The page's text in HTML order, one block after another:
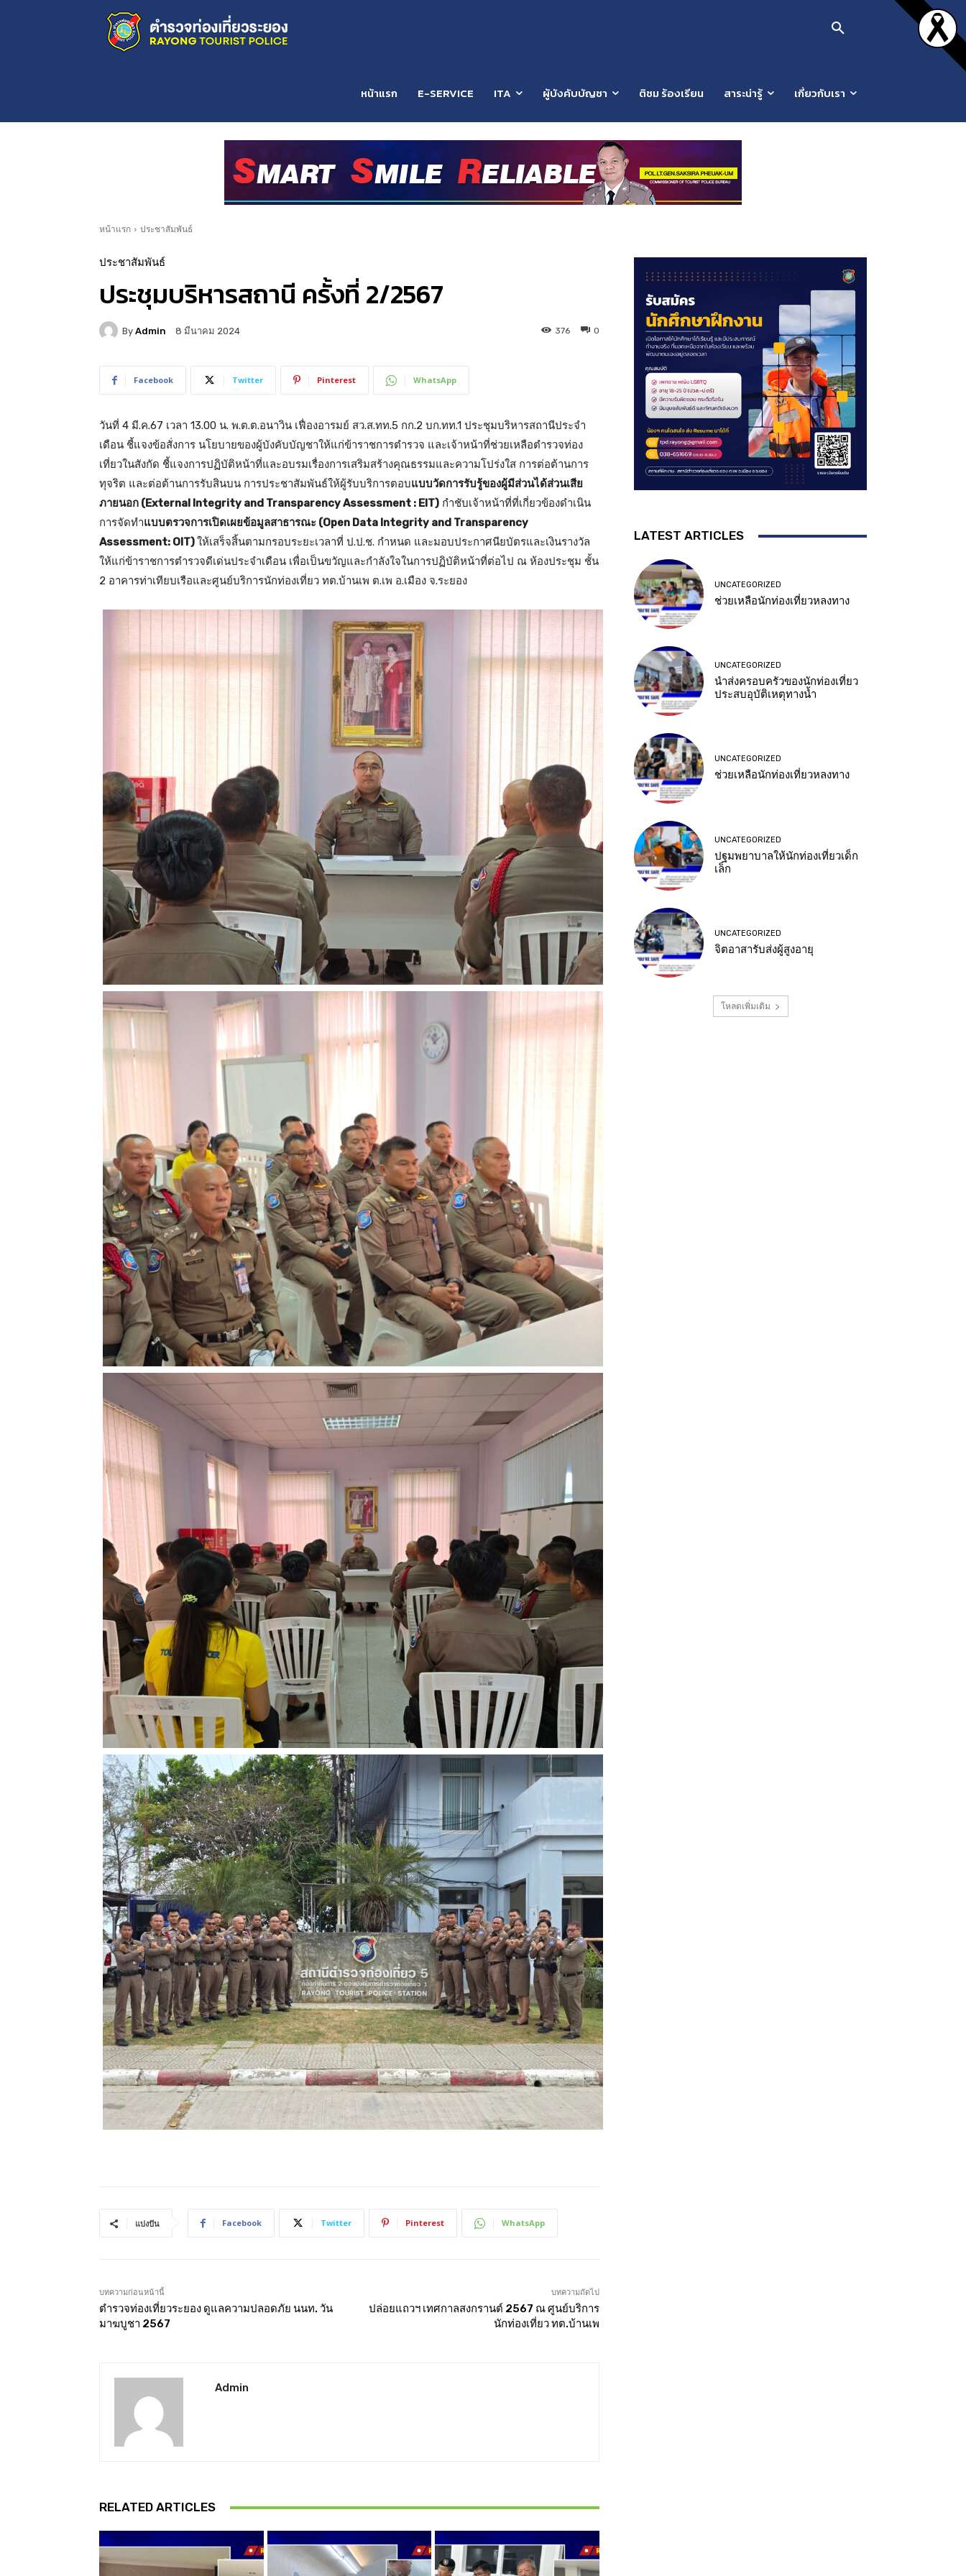
หน้าแรก E-SERVICE ITA ผู้บังคับบัญชา ติชม ร้องเรียน สาระน่ารู้ เกี่ยวกับเรา
หน้าแรก ประชาสัมพันธ์
ประชาสัมพันธ์
ประชุมบริหารสถานี ครั้งที่ 2/2567
By Admin 8 มีนาคม 2024 0
376
Facebook Twitter Pinterest WhatsApp
วันที่ 4 มี.ค.67 เวลา 13.00 น. พ.ต.ต.อนาวิน เฟื่องอารมย์ สว.ส.ทท.5 กก.2 บก.ทท.1 ประชุมบริหารสถานีประจำ
เดือน ชี้แจงข้อสั่งการ นโยบายของผู้บังคับบัญชาให้แก่ข้าราชการตำรวจ และเจ้าหน้าที่ช่วยเหลือตำรวจท่อง
เที่ยวในสังกัด ชี้แจงการปฏิบัติหน้าที่และอบรมเรื่องการเสริมสร้างคุณธรรมและความโปร่งใส การต่อต้านการ
ทุจริต และต่อต้านการรับสินบน การประชาสัมพันธ์ให้ผู้รับบริการตอบแบบวัดการรับรู้ของผู้มีส่วนได้ส่วนเสีย
ภายนอก (External Integrity and Transparency Assessment : EIT) กำชับเจ้าหน้าที่ที่เกี่ยวข้องดำเนิน
การจัดทำแบบตรวจการเปิดเผยข้อมูลสาธารณะ (Open Data Integrity and Transparency
Assessment: OIT)ให้เสร็จสิ้นตามกรอบระยะเวลาที่ ป.ป.ช. กำหนด และมอบประกาศนียบัตรและเงินรางวัล
ให้แก่ข้าราชการตำรวจดีเด่นประจำเดือน เพื่อเป็นขวัญและกำลังใจในการปฏิบัติหน้าที่ต่อไป ณ ห้องประชุม ชั้น
2 อาคารท่าเทียบเรือและศูนย์บริการนักท่องเที่ยว ทต.บ้านเพ ต.เพ อ.เมือง จ.ระยอง
แบ่งปัน Facebook Twitter Pinterest WhatsApp
บทความก่อนหน้านี้
ตำรวจท่องเที่ยวระยอง ดูแลความปลอดภัย นนท. วัน
มาฆบูชา 2567
บทความถัดไป
ปล่อยแถวฯ เทศกาลสงกรานต์ 2567 ณ ศูนย์บริการ
นักท่องเที่ยว ทต.บ้านเพ
Admin
RELATED ARTICLES
LATEST ARTICLES
UNCATEGORIZED
ช่วยเหลือนักท่องเที่ยวหลงทาง
UNCATEGORIZED
นำส่งครอบครัวของนักท่องเที่ยว
ประสบอุบัติเหตุทางน้ำ
UNCATEGORIZED
ช่วยเหลือนักท่องเที่ยวหลงทาง
UNCATEGORIZED
ปฐมพยาบาลให้นักท่องเที่ยวเด็ก
เล็ก
UNCATEGORIZED
จิตอาสารับส่งผู้สูงอายุ
โหลดเพิ่มเติม